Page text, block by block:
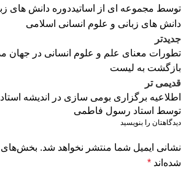
توسط مجموعه ای از اساتیددوره دانش های
دانش های زبانی و علوم انسانی اسلامی
جدیدتر
تطورات معنای علم و علوم انسانی در جهان
بازگشت به لیست
قدیمی تر
اطلاعیه برگزاری بومی سازی در اندیشه
توسط استاد رسول فاطمی
دیدگاهتان را بنویسید
نشانی ایمیل شما منتشر نخواهد شد. بخش‌های
شده‌اند *